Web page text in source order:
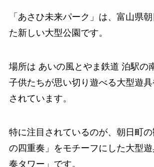
「あさひ未来パーク」は、富山県
た新しい大型公園です。
場所は あいの風とやま鉄道 泊駅の
子供たちが思い切り遊べる大型遊
されています。
特に注目されているのが、朝日町
の四重奏」をモチーフにした大型
奏タワー」です。